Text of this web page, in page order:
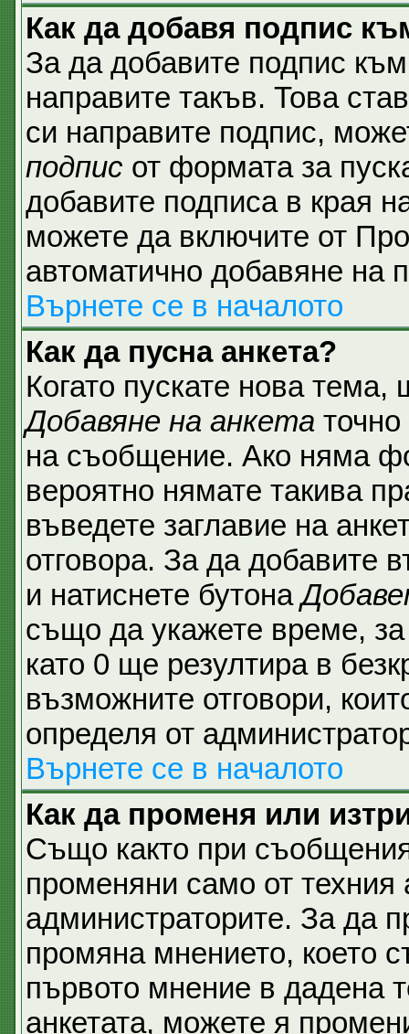
Как да добавя подпис
За да добавите подпис
направите такъв. Това
си направите подпис,
подпис от формата за
добавите подписа в края
можете да включите от
автоматично добавяне на
Върнете се в началото
Как да пусна анкета?
Когато пускате нова
Добавяне на анкета
на съобщение. Ако няма
вероятно нямате такива
въведете заглавие на
отговора. За да добавите
и натиснете бутона
също да укажете време, за
като 0 ще резултира в
възможните отговори,
определя от
Върнете се в началото
Как да променя или
Също както при
променяни само от техния
администраторите. За да
промяна мнението, което
първото мнение в дадена
анкетата, можете я